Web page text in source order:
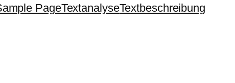
PageTextanalyseTextbeschreibung